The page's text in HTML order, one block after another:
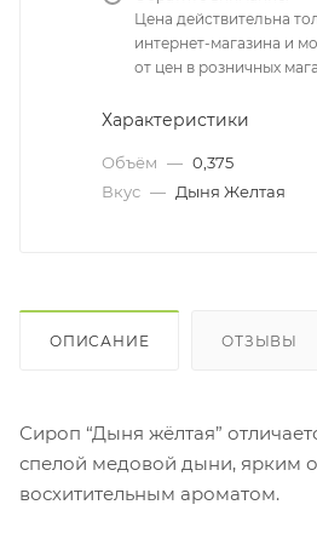
Цена действительна
интернет-магазина и
от цен в розничных
Характеристики
Объём — 0,375
Вкус — Дыня Желтая
ОПИСАНИЕ ОТЗЫВЫ
Сироп “Дыня жёлтая”
спелой медовой дыни, ярким
восхитительным ароматом.